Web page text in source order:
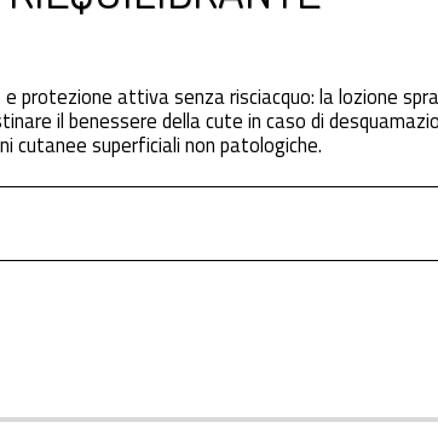
protezione attiva senza risciacquo: la lozione
il benessere della cute in caso di
cutanee superficiali non patologiche.